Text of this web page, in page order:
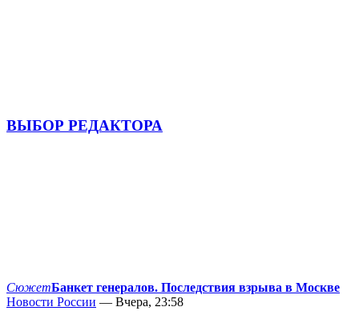
ВЫБОР РЕДАКТОРА
СюжетБанкет генералов. Последствия взрыва в Москве
Новости России — Вчера, 23:58